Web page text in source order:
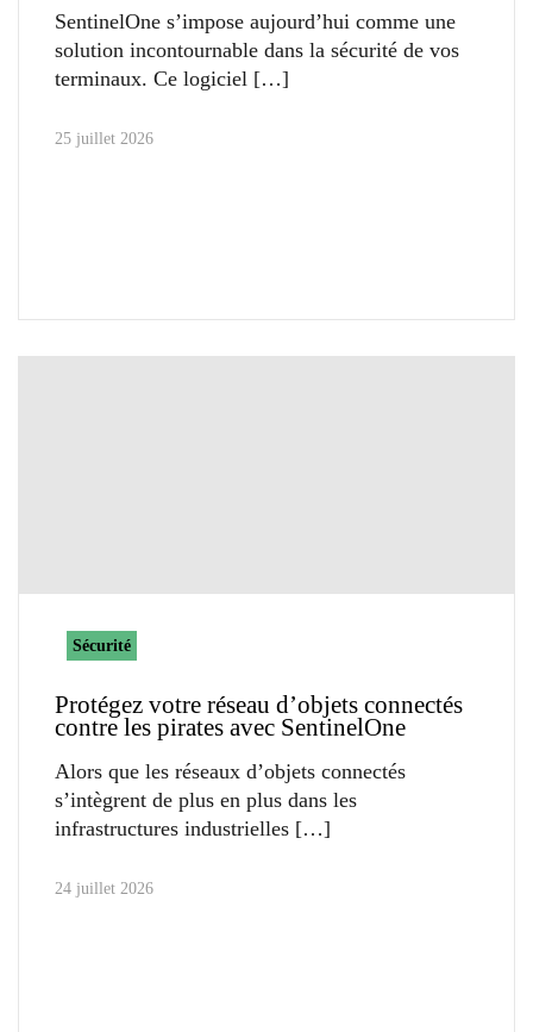
SentinelOne s’impose aujourd’hui comme une
solution incontournable dans la sécurité de vos
terminaux. Ce logiciel
25 juillet 2026
Sécurité
Protégez votre réseau d’objets connectés
contre les pirates avec SentinelOne
Alors que les réseaux d’objets connectés
s’intègrent de plus en plus dans les
infrastructures industrielles
24 juillet 2026